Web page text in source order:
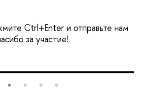
Ctrl+Enter и отправьте нам
за участие!